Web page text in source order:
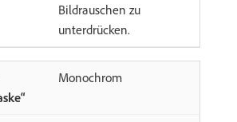
Bildrauschen zu
unterdrücken.
Monochrom